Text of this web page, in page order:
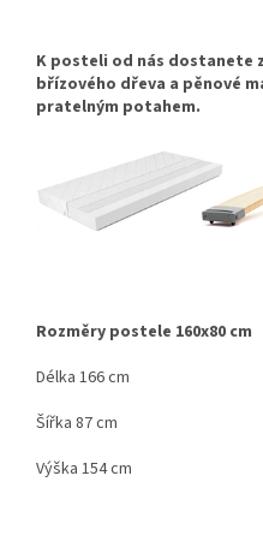
K posteli od nás dostanete
břízového dřeva a pěnové
pratelným potahem.
Rozměry postele 160x80 cm
Délka 166 cm
Šířka 87 cm
Výška 154 cm